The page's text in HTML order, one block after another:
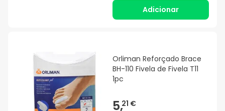
Adicionar
Orliman Reforçado Brace
BH-110 Fivela de Fivela T11
1pc
5,21 €